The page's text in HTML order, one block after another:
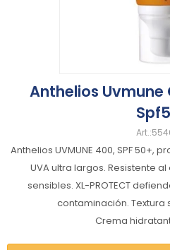
Anthelios Uvmune
Anthelios UVMUNE 400, SPF 50+,
UVA ultra largos. Resistente
sensibles. XL-PROTECT
contaminación. Textura
Crema